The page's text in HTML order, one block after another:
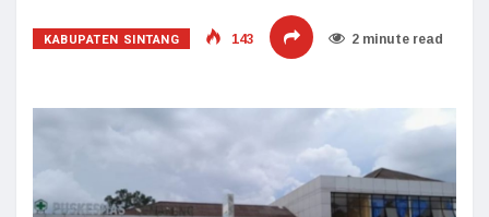
KABUPATEN SINTANG 143 2 minute read